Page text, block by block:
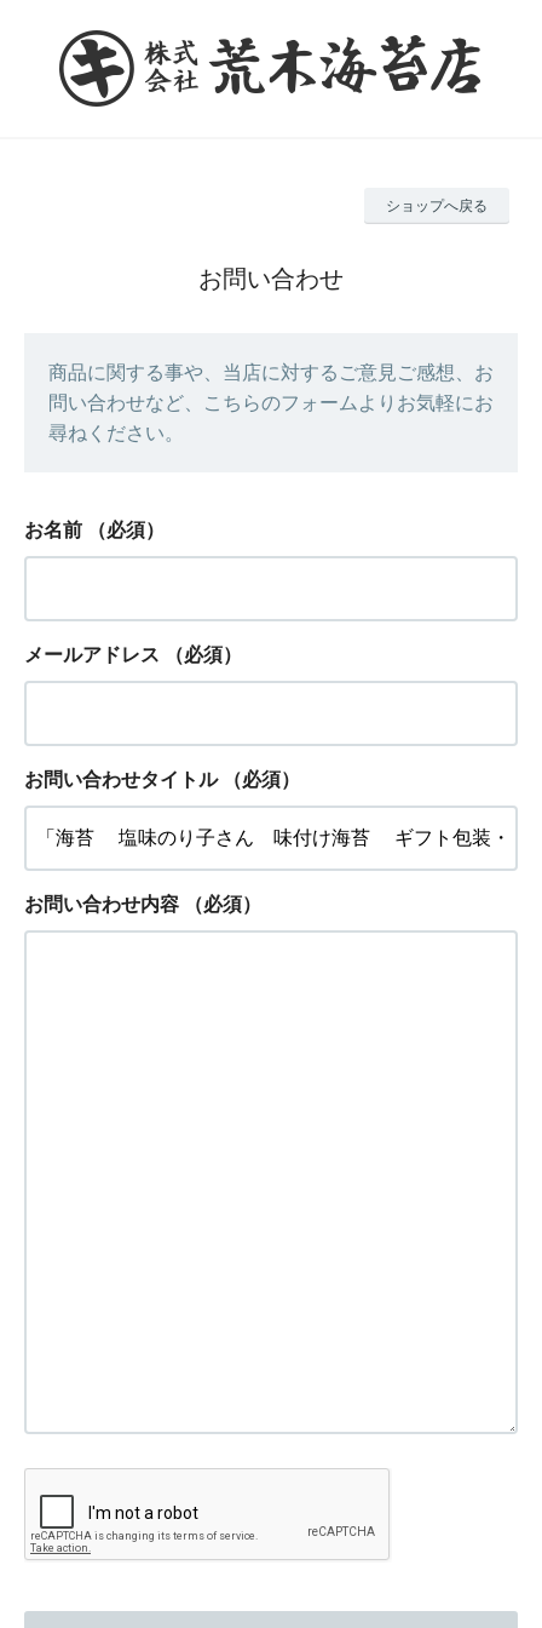
ショップへ戻る
お問い合わせ
商品に関する事や、当店に対するご意見ご感想、お
問い合わせなど、こちらのフォームよりお気軽にお
尋ねください。
お名前 （必須）
メールアドレス （必須）
お問い合わせタイトル （必須）
お問い合わせ内容 （必須）